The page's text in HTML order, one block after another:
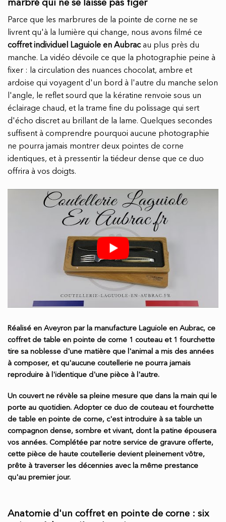
Anatomie d'un coffret en pointe de corne : six
marbré qui ne se laisse pas figer
Parce que les marbrures de la pointe de corne ne se
livrent qu'à la lumière qui change, nous avons filmé ce
coffret individuel Laguiole en Aubracau plus près du
manche. La vidéo dévoile ce que la photographie peine à
fixer : la circulation des nuances chocolat, ambre et
ardoise qui voyagent d'un bord à l'autre du manche selon
l'angle, le reflet sourd que la kératine renvoie sous un
éclairage chaud, et la trame fine du polissage qui sert
d'écho discret au brillant de la lame. Quelques secondes
suffisent à comprendre pourquoi aucune photographie
ne pourra jamais montrer deux pointes de corne
identiques, et à pressentir la tiédeur dense que ce duo
offrira à vos doigts.
Réalisé en Aveyron par la manufacture Laguiole en Aubrac, ce
coffret de table en pointe de corne 1 couteau et 1 fourchette
tire sa noblesse d'une matière que l'animal a mis des années
à composer, et qu'aucune coutellerie ne pourra jamais
reproduire à l'identique d'une pièce à l'autre.
Un couvert ne révèle sa pleine mesure que dans la main qui le
porte au quotidien. Adopter ce duo de couteau et fourchette
de table en pointe de corne, c'est introduire à sa table un
compagnon dense, sombre et vivant, dont la patine épousera
vos années. Complétée par notre service de gravure offerte,
cette pièce de haute coutellerie devient pleinement vôtre,
prête à traverser les décennies avec la même prestance
qu'au premier jour.